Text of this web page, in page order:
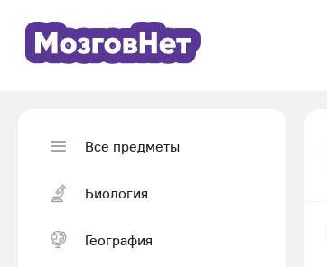
Все предметы
Биология
География